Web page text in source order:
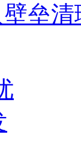
垒